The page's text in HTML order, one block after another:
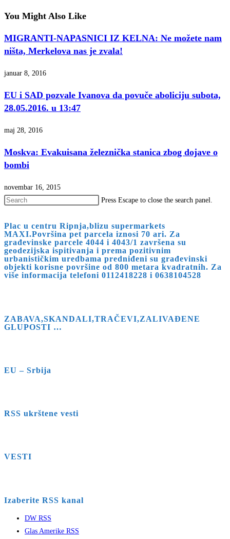
You Might Also Like
MIGRANTI-NAPASNICI IZ KELNA: Ne možete nam
ništa, Merkelova nas je zvala!
januar 8, 2016
EU i SAD pozvale Ivanova da povuče aboliciju subota,
28.05.2016. u 13:47
maj 28, 2016
Moskva: Evakuisana železnička stanica zbog dojave o
bombi
novembar 16, 2015
Press Escape to close the search panel.
Plac u centru Ripnja,blizu supermarkets
MAXI.Površina pet parcela iznosi 70 ari. Za
građevinske parcele 4044 i 4043/1 završena su
geodezijska ispitivanja i prema pozitivnim
urbanističkim uredbama predniđeni su građevinski
objekti korisne površine od 800 metara kvadratnih. Za
više informacija telefoni 0112418228 i 0638104528
ZABAVA,SKANDALI,TRAČEVI,ZALIVAĐENE
GLUPOSTI …
EU – Srbija
RSS ukrštene vesti
VESTI
Izaberite RSS kanal
DW RSS
Glas Amerike RSS